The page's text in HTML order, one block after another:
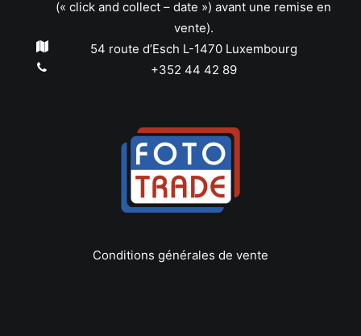
(« click and collect – date ») avant une remise en
vente).
54 route d’Esch L-1470 Luxembourg
+352 44 42 89
Conditions générales de vente